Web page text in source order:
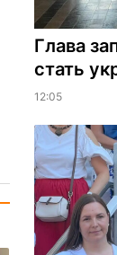
Глава
стать
12:05